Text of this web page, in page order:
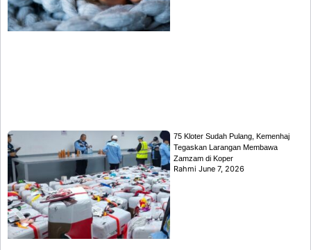
75 Kloter Sudah Pulang, Kemenhaj
Tegaskan Larangan Membawa
Zamzam di Koper
RahmiJune 7, 2026